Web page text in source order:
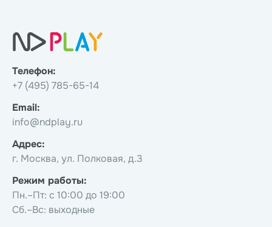
Телефон:
+7 (495) 785-65-14
Email:
info@ndplay.ru
Адрес:
г. Москва, ул. Полковая, д.3
Режим работы:
Пн.–Пт: с 10:00 до 19:00
Сб.–Вс: выходные